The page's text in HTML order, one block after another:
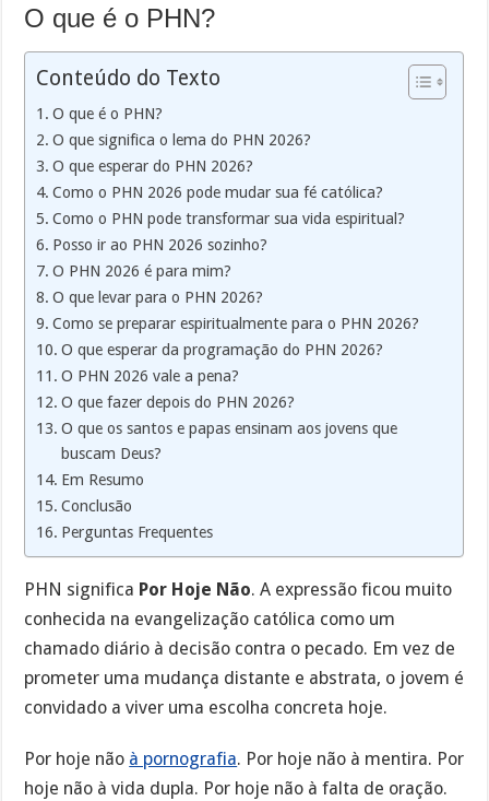
O que é o PHN?
Conteúdo do Texto
O que é o PHN?
O que significa o lema do PHN 2026?
O que esperar do PHN 2026?
Como o PHN 2026 pode mudar sua fé católica?
Como o PHN pode transformar sua vida espiritual?
Posso ir ao PHN 2026 sozinho?
O PHN 2026 é para mim?
O que levar para o PHN 2026?
Como se preparar espiritualmente para o PHN 2026?
O que esperar da programação do PHN 2026?
O PHN 2026 vale a pena?
O que fazer depois do PHN 2026?
O que os santos e papas ensinam aos jovens que
buscam Deus?
Em Resumo
Conclusão
Perguntas Frequentes
PHN significa Por Hoje Não. A expressão ficou muito
conhecida na evangelização católica como um
chamado diário à decisão contra o pecado. Em vez de
prometer uma mudança distante e abstrata, o jovem é
convidado a viver uma escolha concreta hoje.
Por hoje não à pornografia. Por hoje não à mentira. Por
hoje não à vida dupla. Por hoje não à falta de oração.